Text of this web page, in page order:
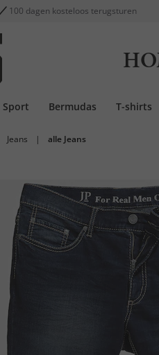
100 dagen kosteloos terugsturen
Sport Bermudas T-shirts
Jeans | alle Jeans